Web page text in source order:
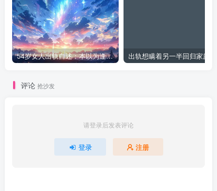
54岁女人出轨自述：本以为逢场作戏
评论 抢沙发
请登录后发表评论
登录 注册